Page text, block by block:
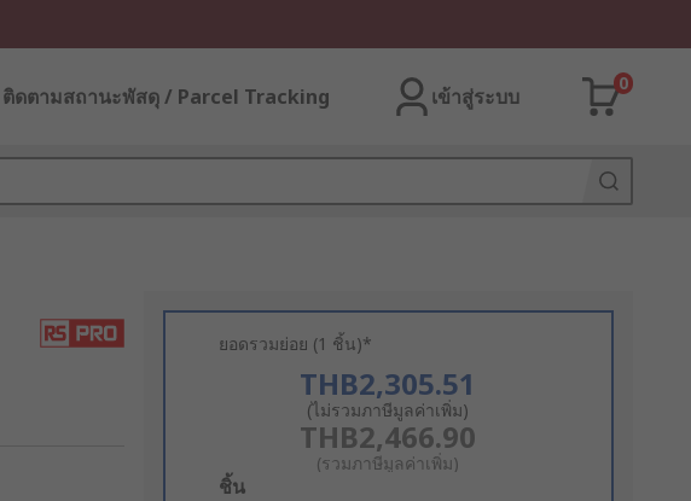
ติดตามสถานะพัสดุ / Parcel Tracking เข้าสู่ระบบ
0
ยอดรวมย่อย (1 ชิ้น)*
THB2,305.51
(ไม่รวมภาษีมูลค่าเพิ่ม)
THB2,466.90
(รวมภาษีมูลค่าเพิ่ม)
Add
ชิ้น